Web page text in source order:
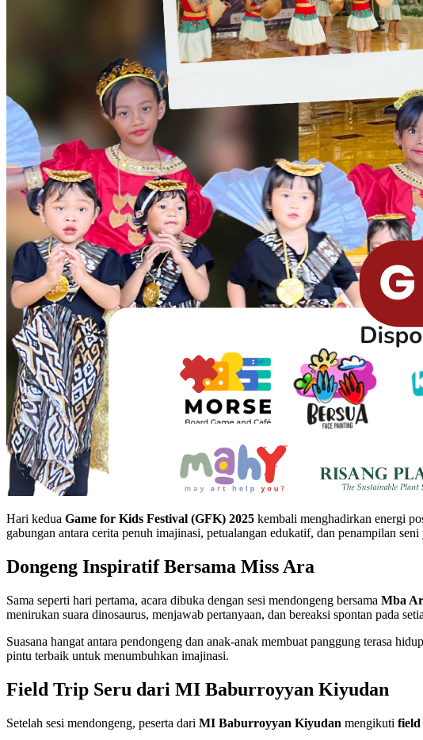
Hari kedua Game for Kids Festival (GFK) 2025 kembali menghadirkan energi
gabungan antara cerita penuh imajinasi, petualangan edukatif, dan penampilan
Dongeng Inspiratif Bersama Miss Ara
Sama seperti hari pertama, acara dibuka dengan sesi mendongeng bersama Mba
menirukan suara dinosaurus, menjawab pertanyaan, dan bereaksi spontan pada
Suasana hangat antara pendongeng dan anak-anak membuat panggung terasa
pintu terbaik untuk menumbuhkan imajinasi.
Field Trip Seru dari MI Baburroyyan Kiyudan
Setelah sesi mendongeng, peserta dari MI Baburroyyan Kiyudan mengikuti